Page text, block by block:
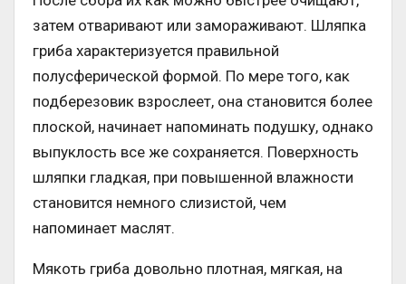
затем отваривают или замораживают. Шляпка
гриба характеризуется правильной
полусферической формой. По мере того, как
подберезовик взрослеет, она становится более
плоской, начинает напоминать подушку, однако
выпуклость все же сохраняется. Поверхность
шляпки гладкая, при повышенной влажности
становится немного слизистой, чем
напоминает маслят.
Мякоть гриба довольно плотная, мягкая, на